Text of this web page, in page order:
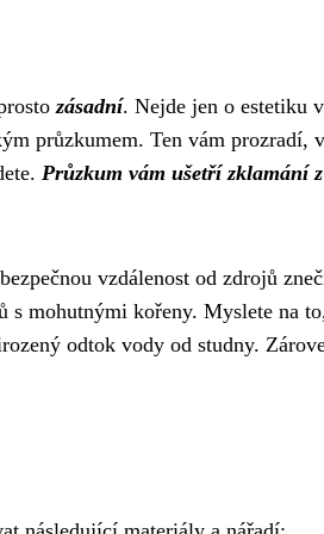
zásadní. Nejde jen o estetiku
průzkumem. Ten vám prozradí,
Průzkum vám ušetří zklamání
vzdálenost od zdrojů
mohutnými kořeny. Myslete na
odtok vody od studny.